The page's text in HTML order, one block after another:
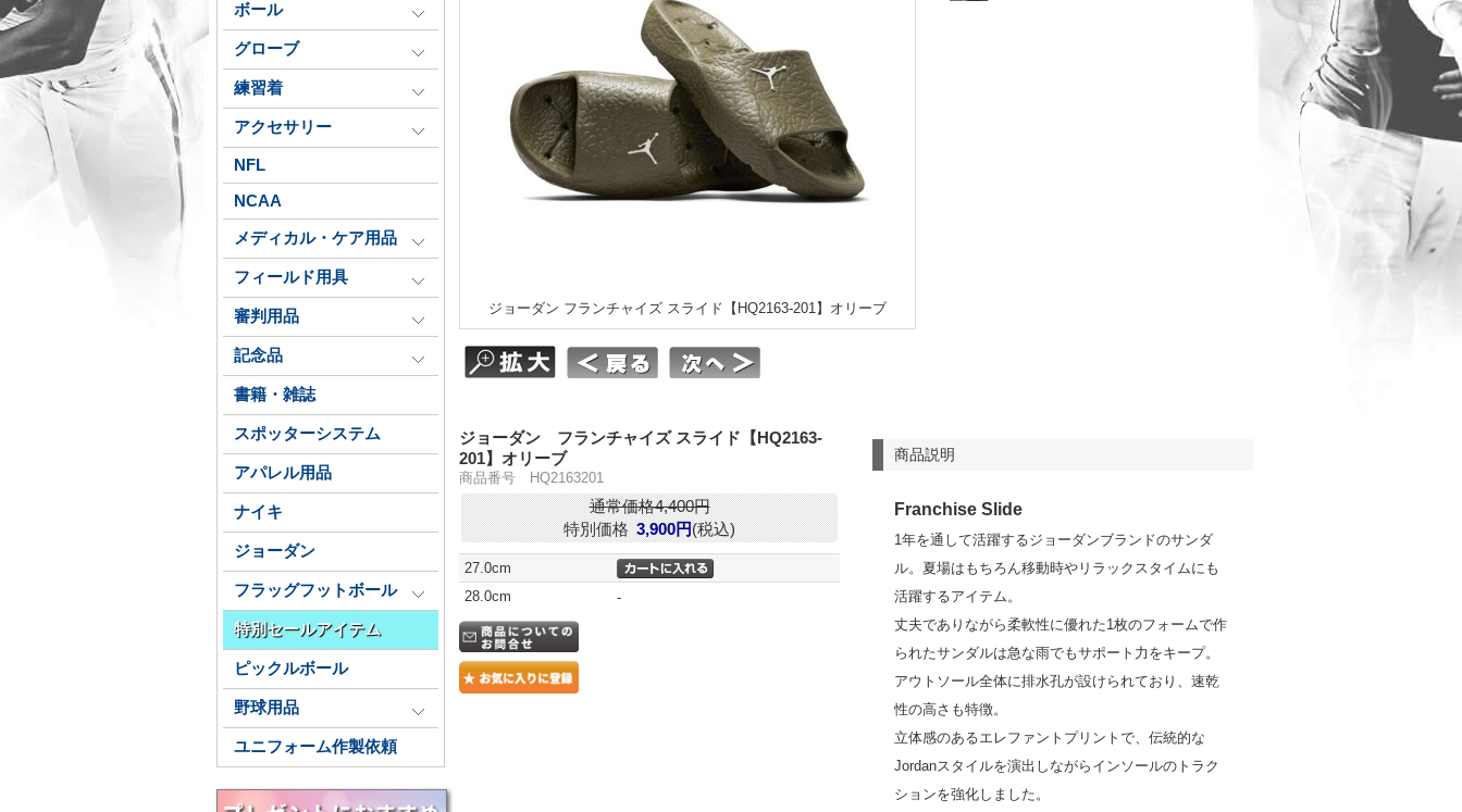
ボール
グローブ
練習着
アクセサリー
NFL
NCAA
メディカル・ケア用品
フィールド用具
審判用品
記念品
書籍・雑誌
スポッターシステム
アパレル用品
ナイキ
ジョーダン
フラッグフットボール
特別セールアイテム
ピックルボール
野球用品
ユニフォーム作製依頼
ジョーダン フランチャイズ スライド【HQ2163-201】オリーブ
商品説明
Franchise Slide
1年を通して活躍するジョーダンブランドのサンダ
ル。夏場はもちろん移動時やリラックスタイムにも
活躍するアイテム。
丈夫でありながら柔軟性に優れた1枚のフォームで作
られたサンダルは急な雨でもサポート力をキープ。
アウトソール全体に排水孔が設けられており、速乾
性の高さも特徴。
立体感のあるエレファントプリントで、伝統的な
Jordanスタイルを演出しながらインソールのトラク
ションを強化しました。
ジョーダン フランチャイズ スライド【HQ2163-
201】オリーブ
商品番号 HQ2163201
通常価格4,400円
特別価格 3,900円(税込)
27.0cm
28.0cm
-